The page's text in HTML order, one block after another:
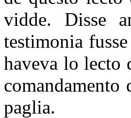
vidde. Disse
testimonia
haveva lo lecto
comandamento
paglia.